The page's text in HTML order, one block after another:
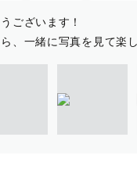
ございます！
、一緒に写真を見て楽